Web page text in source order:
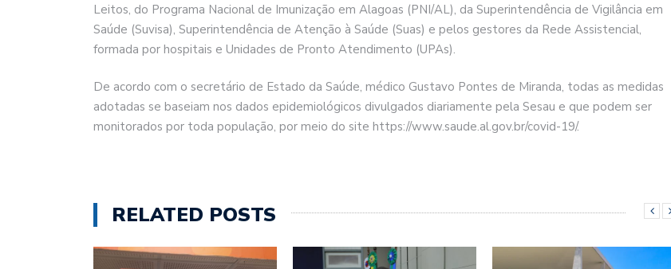
Leitos, do Programa Nacional de Imunização em Alagoas (PNI/AL), da Superintendência de Vigilância em
Saúde (Suvisa), Superintendência de Atenção à Saúde (Suas) e pelos gestores da Rede Assistencial,
formada por hospitais e Unidades de Pronto Atendimento (UPAs).
De acordo com o secretário de Estado da Saúde, médico Gustavo Pontes de Miranda, todas as medidas
adotadas se baseiam nos dados epidemiológicos divulgados diariamente pela Sesau e que podem ser
monitorados por toda população, por meio do site https://www.saude.al.gov.br/covid-19/.
RELATED POSTS